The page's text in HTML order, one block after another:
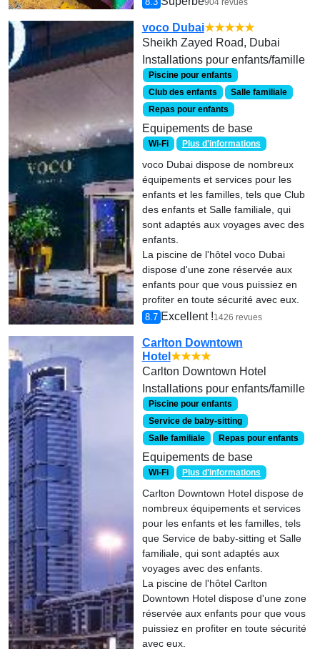
904 revues
voco Dubai★★★★★
Sheikh Zayed Road, Dubai
Installations pour enfants/famille
Piscine pour enfants
Club des enfants
Salle familiale
Repas pour enfants
Equipements de base
Wi-Fi Plus d'informations
voco Dubai dispose de nombreux
équipements et services pour les
enfants et les familles, tels que Club
des enfants et Salle familiale, qui
sont adaptés aux voyages avec des
enfants.
La piscine de l'hôtel voco Dubai
dispose d'une zone réservée aux
enfants pour que vous puissiez en
profiter en toute sécurité avec eux.
8.7 Excellent !1426 revues
Carlton Downtown
Hotel ★★★★
Carlton Downtown Hotel
Installations pour enfants/famille
Piscine pour enfants
Service de baby-sitting
Salle familiale
Repas pour enfants
Equipements de base
Wi-Fi Plus d'informations
Carlton Downtown Hotel dispose de
nombreux équipements et services
pour les enfants et les familles, tels
que Service de baby-sitting et Salle
familiale, qui sont adaptés aux
voyages avec des enfants.
La piscine de l'hôtel Carlton
Downtown Hotel dispose d'une zone
réservée aux enfants pour que vous
puissiez en profiter en toute sécurité
avec eux.